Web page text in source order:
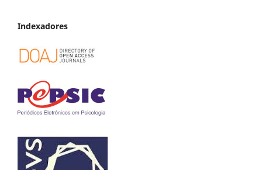
Indexadores